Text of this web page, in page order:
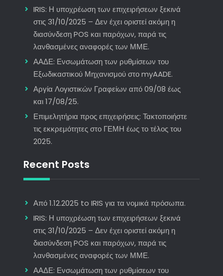
IRIS: Η υποχρέωση των επιχειρήσεων ξεκινά
στις 31/10/2025 – Δεν έχει οριστεί ακόμη η
διασύνδεση POS και παρόχων, παρά τις
λανθασμένες αναφορές των ΜΜΕ.
ΑΑΔΕ: Ενσωμάτωση των ρυθμίσεων του
Εξωδικαστικού Μηχανισμού στο myAADE.
Αργία Λογιστικών Γραφείων από 09/08 έως
και 17/08/25.
Επιμελητήρια προς επιχειρήσεις: Τακτοποιήστε
τις εκκρεμότητες στο ΓΕΜΗ έως το τέλος του
2025.
Recent Posts
Από 1.12.2025 to IRIS για τα νομικά πρόσωπα.
IRIS: Η υποχρέωση των επιχειρήσεων ξεκινά
στις 31/10/2025 – Δεν έχει οριστεί ακόμη η
διασύνδεση POS και παρόχων, παρά τις
λανθασμένες αναφορές των ΜΜΕ.
ΑΑΔΕ: Ενσωμάτωση των ρυθμίσεων του